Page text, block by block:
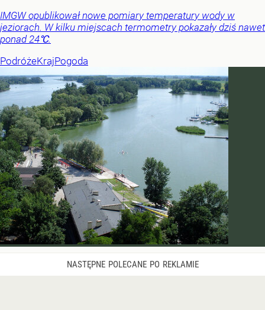
IMGW opublikował nowe pomiary temperatury wody w
jeziorach. W kilku miejscach termometry pokazały dziś nawet
ponad 24℃.
PodróżeKrajPogoda